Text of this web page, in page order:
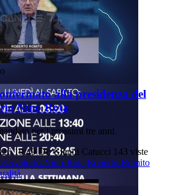
alla presidenza del
Nino Rota
per i prossimi tre anni.
19:49 Di: Gianni Catucci 143 viste
Nino-Rota Roberto-Romito